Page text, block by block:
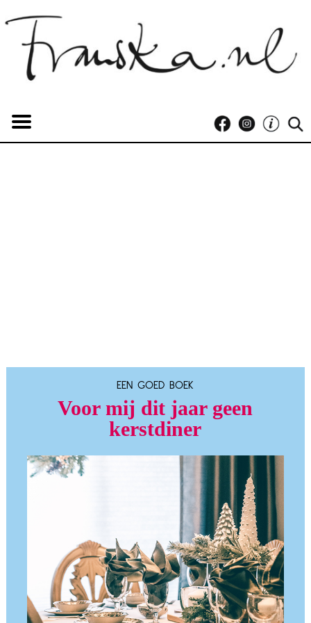
EEN GOED BOEK
Voor mij dit jaar geen
kerstdiner